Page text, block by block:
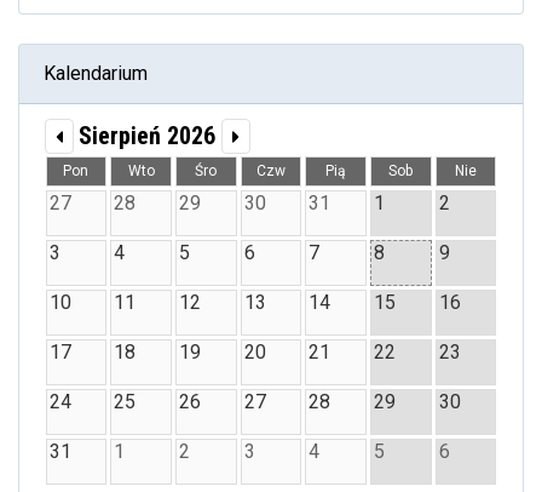
Kalendarium
Sierpień 2026
Pon Wto Śro Czw Pią Sob Nie
27 28 29 30 31 1 2
3 4 5 6 7 8 9
10 11 12 13 14 15 16
17 18 19 20 21 22 23
24 25 26 27 28 29 30
31 1 2 3 4 5 6